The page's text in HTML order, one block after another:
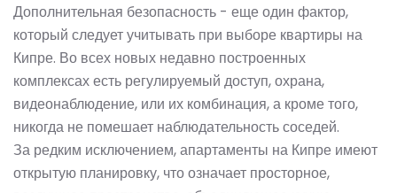
Дополнительная безопасность - еще один фактор,
который следует учитывать при выборе квартиры на
Кипре. Во всех новых недавно построенных
комплексах есть регулируемый доступ, охрана,
видеонаблюдение, или их комбинация, а кроме того,
никогда не помешает наблюдательность соседей.
За редким исключением, апартаменты на Кипре имеют
открытую планировку, что означает просторное,